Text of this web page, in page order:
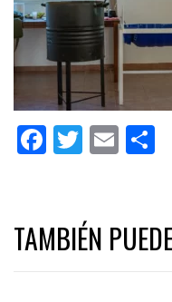
Facebook
Twitter
Email
TAMBIÉN